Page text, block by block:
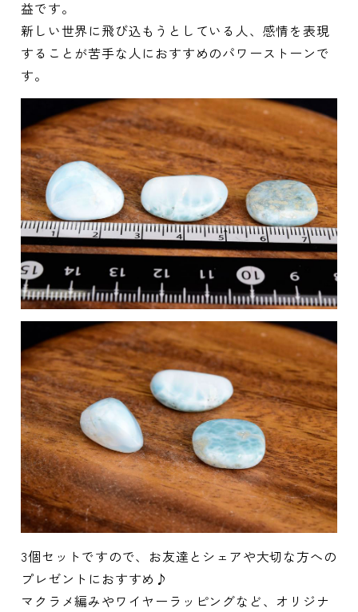
益です。
新しい世界に飛び込もうとしている人、感情を表現
することが苦手な人におすすめのパワーストーンで
す。
3個セットですので、お友達とシェアや大切な方への
プレゼントにおすすめ♪
マクラメ編みやワイヤーラッピングなど、オリジナ